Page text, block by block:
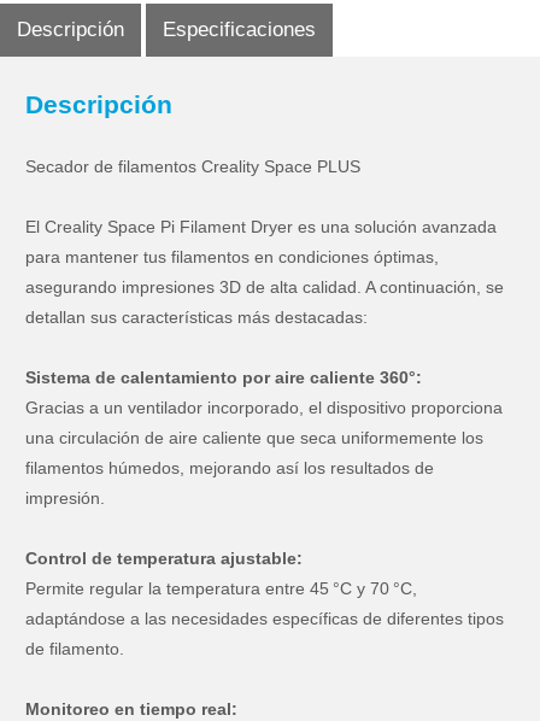
Descripción Especificaciones
Descripción
Secador de filamentos Creality Space PLUS
El Creality Space Pi Filament Dryer es una solución avanzada
para mantener tus filamentos en condiciones óptimas,
asegurando impresiones 3D de alta calidad. A continuación, se
detallan sus características más destacadas:
Sistema de calentamiento por aire caliente 360°:
Gracias a un ventilador incorporado, el dispositivo proporciona
una circulación de aire caliente que seca uniformemente los
filamentos húmedos, mejorando así los resultados de
impresión.
Control de temperatura ajustable:
Permite regular la temperatura entre 45 °C y 70 °C,
adaptándose a las necesidades específicas de diferentes tipos
de filamento.
Monitoreo en tiempo real: